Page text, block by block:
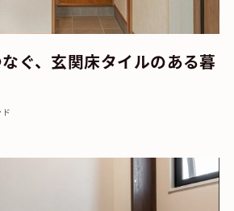
ぐ、玄関床タイルのある暮